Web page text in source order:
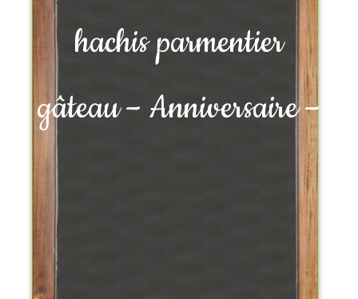
hachis parmentier
gâteau – Anniversaire –